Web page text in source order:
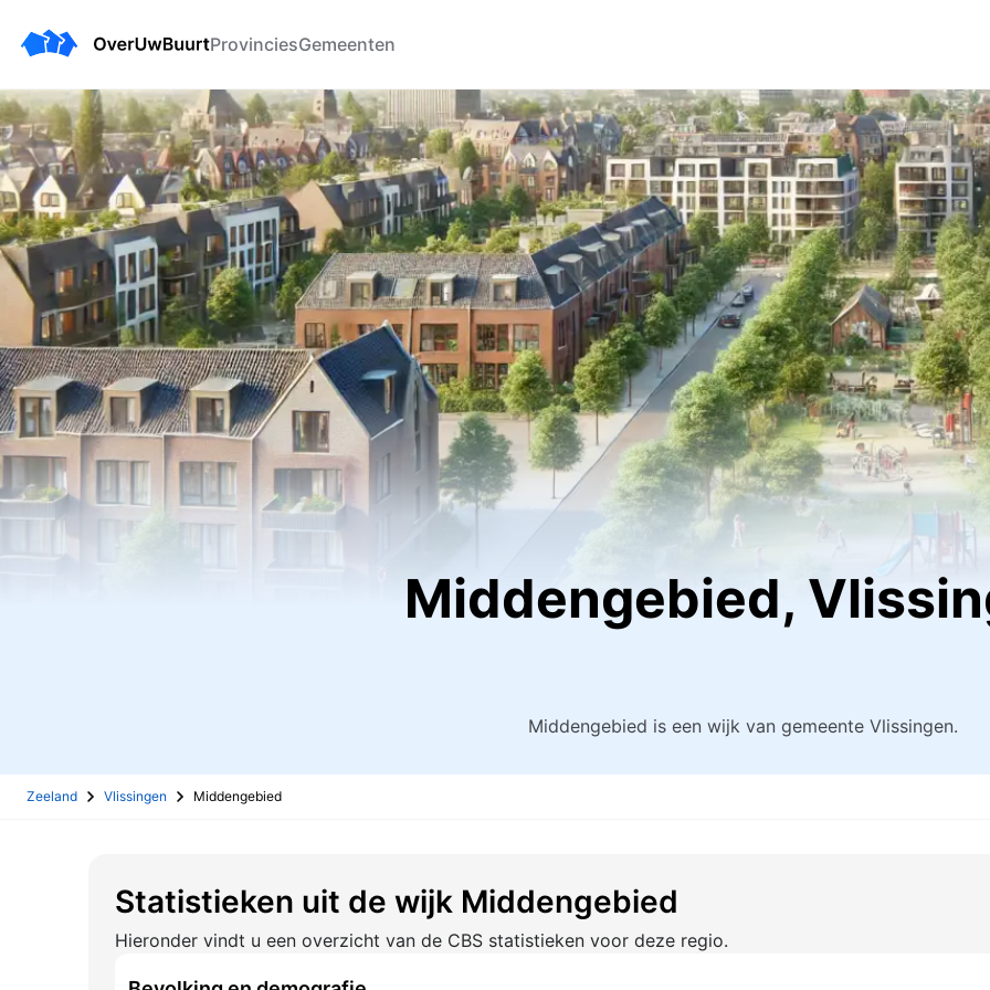
ProvinciesGemeenten
Middengebied,
Middengebied is een wijk van gemeente Vlissingen.
Zeeland Vlissingen Middengebied
Statistieken uit de wijk Middengebied
Hieronder vindt u een overzicht van de CBS statistieken voor deze regio.